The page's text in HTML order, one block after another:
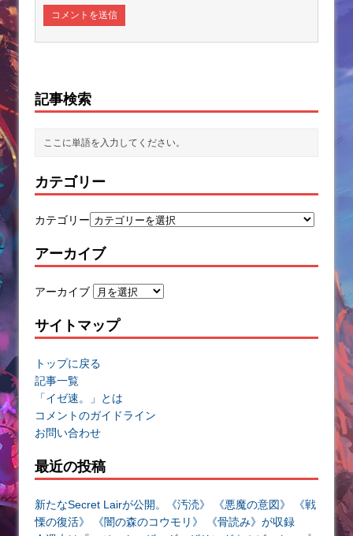
記事検索
カテゴリー
カテゴリー
アーカイブ
アーカイブ
サイトマップ
トップに戻る
記事一覧
「イゼ速。」とは
コメントのガイドライン
お問い合わせ
最近の投稿
新たなSecret Lairが公開。《汚涜》 《悪魔の意図》 《戦
慄の復活》 《闇の森のコウモリ》 《骨読み》が収録